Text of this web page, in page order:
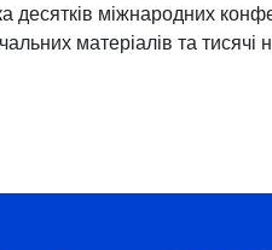
десятків міжнародних
матеріалів та тисячі